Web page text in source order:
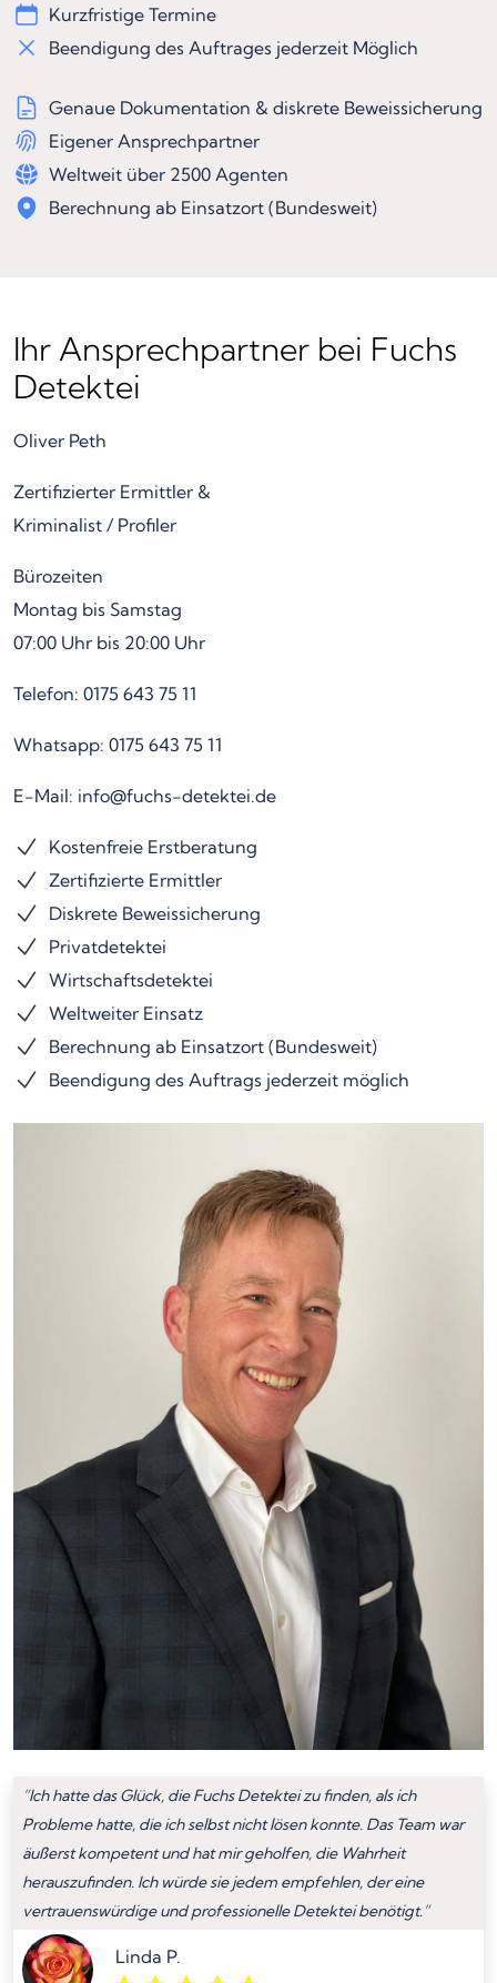
Kurzfristige Termine
Beendigung des Auftrages jederzeit Möglich
Genaue Dokumentation & diskrete Beweissicherung
Eigener Ansprechpartner
Weltweit über 2500 Agenten
Berechnung ab Einsatzort (Bundesweit)
Ihr Ansprechpartner bei Fuchs
Detektei
Oliver Peth
Zertifizierter Ermittler &
Kriminalist / Profiler
Bürozeiten
Montag bis Samstag
07:00 Uhr bis 20:00 Uhr
Telefon: 0175 643 75 11
Whatsapp: 0175 643 75 11
E-Mail: info@fuchs-detektei.de
Kostenfreie Erstberatung
Zertifizierte Ermittler
Diskrete Beweissicherung
Privatdetektei
Wirtschaftsdetektei
Weltweiter Einsatz
Berechnung ab Einsatzort (Bundesweit)
Beendigung des Auftrags jederzeit möglich
“Ich hatte das Glück, die Fuchs Detektei zu finden, als ich
Probleme hatte, die ich selbst nicht lösen konnte. Das Team war
äußerst kompetent und hat mir geholfen, die Wahrheit
herauszufinden. Ich würde sie jedem empfehlen, der eine
vertrauenswürdige und professionelle Detektei benötigt.”
Linda P.